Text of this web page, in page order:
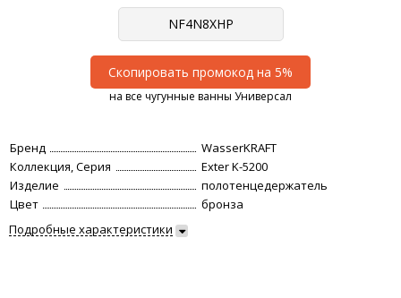
Скопировать промокод на 5%
на все чугунные ванны Универсал
Бренд
WasserKRAFT
Коллекция, Серия
Exter K-5200
Изделие
полотенцедержатель
Цвет
бронза
Подробные характеристики